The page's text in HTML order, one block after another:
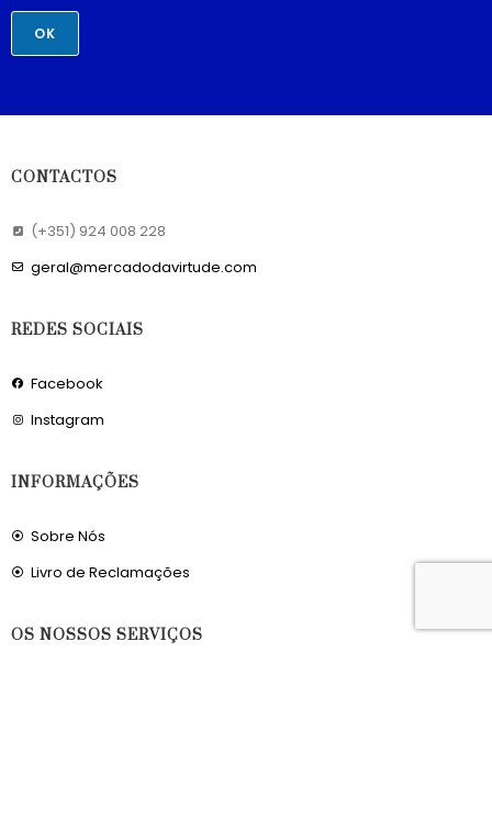
OK
CONTACTOS
(+351) 924 008 228
geral@mercadodavirtude.com
REDES SOCIAIS
Facebook
Instagram
INFORMAÇÕES
Sobre Nós
Livro de Reclamações
OS NOSSOS SERVIÇOS